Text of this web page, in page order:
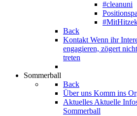
#cleanuni
Back
Kontakt Wenn ihr
engagieren, zögert
treten
Sommerball
Back
Über uns Komm ins
AktuellesAktuelle
Sommerball